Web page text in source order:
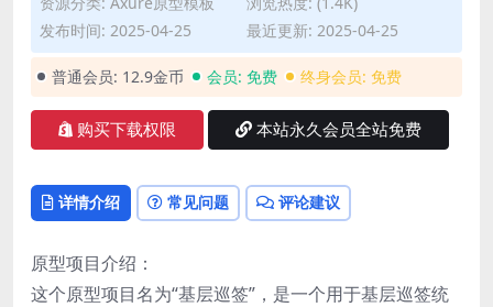
发布时间: 2025-04-25
最近更新: 2025-04-25
普通会员: 12.9金币 会员: 免费 终身会员: 免费
购买下载权限 本站永久会员全站免费
详情介绍 常见问题 评论建议
原型项目介绍：
这个原型项目名为“基层巡签”，是一个用于基层巡签统